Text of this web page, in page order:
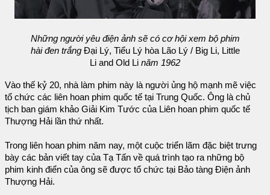
Những người yêu điện ảnh sẽ có cơ hội xem bộ phim
hài đen trắng Đại Lý, Tiểu Lý hòa Lão Lý / Big Li, Little
Li and Old Li năm 1962
Vào thế kỷ 20, nhà làm phim này là người ủng hộ mạnh mẽ việc
tổ chức các liên hoan phim quốc tế tại Trung Quốc. Ông là chủ
tịch ban giám khảo Giải Kim Tước của Liên hoan phim quốc tế
Thượng Hải lần thứ nhất.
Trong liên hoan phim năm nay, một cuộc triển lãm đặc biệt trưng
bày các bản viết tay của Tạ Tấn về quá trình tạo ra những bộ
phim kinh điển của ông sẽ được tổ chức tại Bảo tàng Điện ảnh
Thượng Hải.